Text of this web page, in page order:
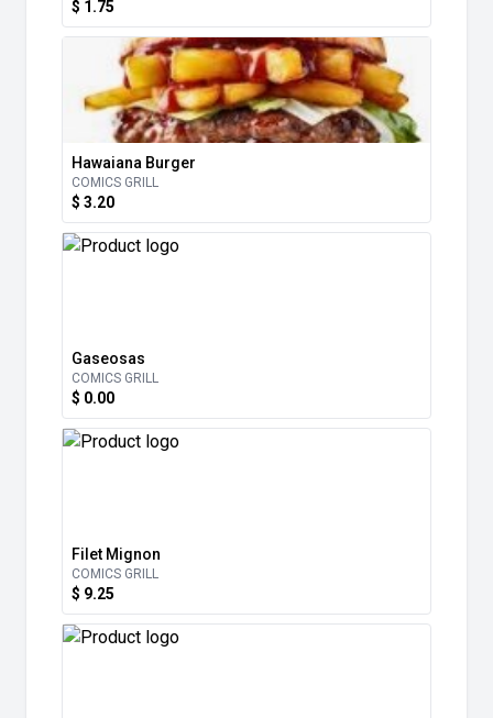
$ 1.75
Hawaiana Burger
COMICS GRILL
$ 3.20
Gaseosas
COMICS GRILL
$ 0.00
Filet Mignon
COMICS GRILL
$ 9.25